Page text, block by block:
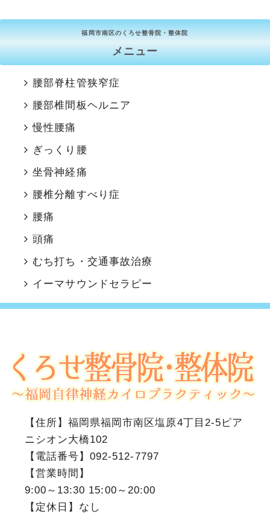
福岡市南区のくろせ整骨院・整体院
メニュー
腰部脊柱管狭窄症
腰部椎間板ヘルニア
慢性腰痛
ぎっくり腰
坐骨神経痛
腰椎分離すべり症
腰痛
頭痛
むち打ち・交通事故治療
イーマサウンドセラピー
【住所】 福岡県福岡市南区塩原4丁目2-5ピア
ニシオン大橋102
【電話番号】092-512-7797
【営業時間】
9:00～13:30 15:00～20:00
【定休日】なし